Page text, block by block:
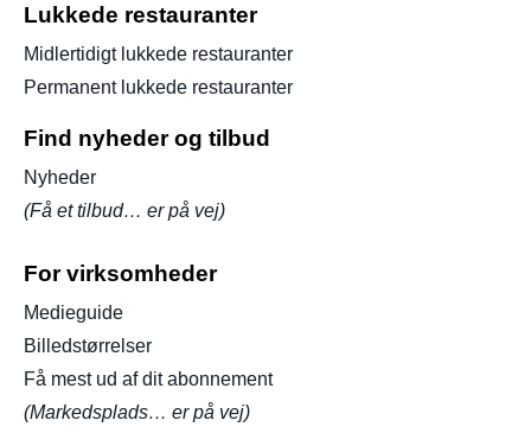
Lukkede restauranter
Midlertidigt lukkede restauranter
Permanent lukkede restauranter
Find nyheder og tilbud
Nyheder
(Få et tilbud… er på vej)
For virksomheder
Medieguide
Billedstørrelser
Få mest ud af dit abonnement
(Markedsplads… er på vej)